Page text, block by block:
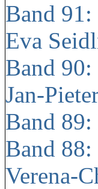
Band 91:
Eva
Band 90:
Jan-
Band
Band 88:
Verena-